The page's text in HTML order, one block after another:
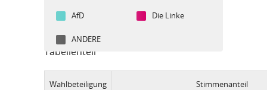
AfD Die Linke
ANDERE
Tabellenteil
Wahlbeteiligung Stimmenanteil